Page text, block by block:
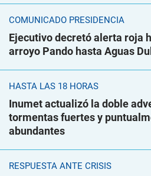
COMUNICADO PRESIDENCIA
Ejecutivo decretó alerta roja
arroyo Pando hasta Aguas
HASTA LAS 18 HORAS
Inumet actualizó la doble
tormentas fuertes y
abundantes
RESPUESTA ANTE CRISIS